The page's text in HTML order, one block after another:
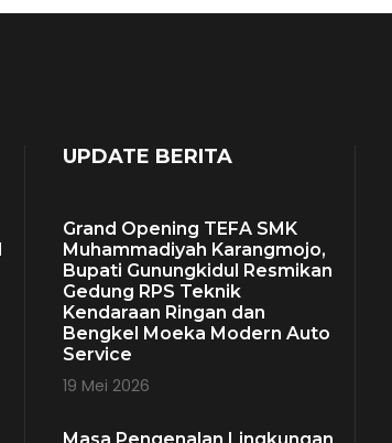
UPDATE BERITA
Grand Opening TEFA SMK
Muhammadiyah Karangmojo,
Bupati Gunungkidul Resmikan
Gedung RPS Teknik
Kendaraan Ringan dan
Bengkel Moeka Modern Auto
Service
19 Mei 2026